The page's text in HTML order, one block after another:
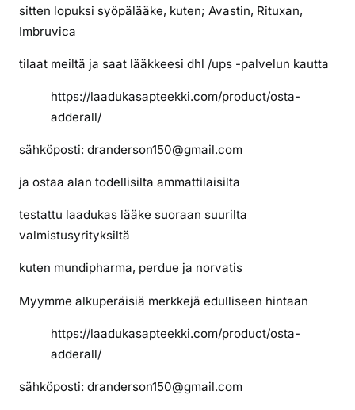
sitten lopuksi syöpälääke, kuten; Avastin, Rituxan,
Imbruvica
tilaat meiltä ja saat lääkkeesi dhl /ups -palvelun kautta
https://laadukasapteekki.com/product/osta-
adderall/
sähköposti: dranderson150@gmail.com
ja ostaa alan todellisilta ammattilaisilta
testattu laadukas lääke suoraan suurilta
valmistusyrityksiltä
kuten mundipharma, perdue ja norvatis
Myymme alkuperäisiä merkkejä edulliseen hintaan
https://laadukasapteekki.com/product/osta-
adderall/
sähköposti: dranderson150@gmail.com